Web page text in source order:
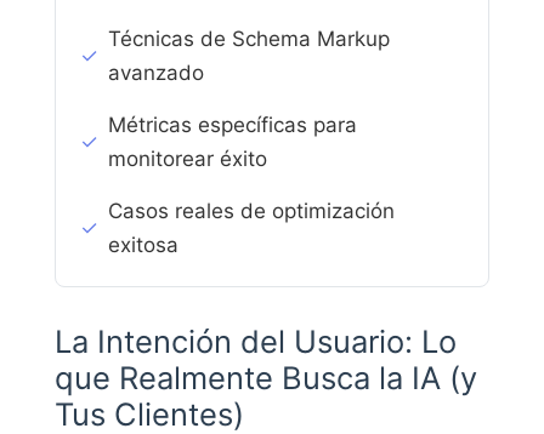
✓
Técnicas de Schema Markup
avanzado
✓
Métricas específicas para
monitorear éxito
✓
Casos reales de optimización
exitosa
La Intención del Usuario: Lo
que Realmente Busca la IA (y
Tus Clientes)